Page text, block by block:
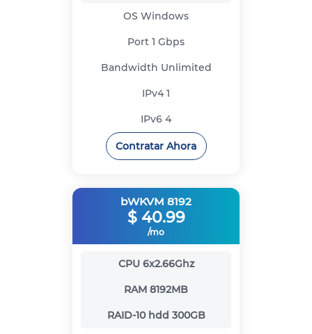
OS Windows
Port 1 Gbps
Bandwidth Unlimited
IPv41
IPv6 4
Contratar Ahora
bWKVM 8192
$ 40.99
/mo
CPU 6x2.66Ghz
RAM 8192MB
RAID-10 hdd 300GB